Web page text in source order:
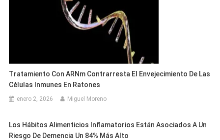
Tratamiento Con ARNm Contrarresta El Envejecimiento De Las
Células Inmunes En Ratones
enero 2, 2026 Miguel Moreno
Los Hábitos Alimenticios Inflamatorios Están Asociados A Un
Riesgo De Demencia Un 84% Más Alto